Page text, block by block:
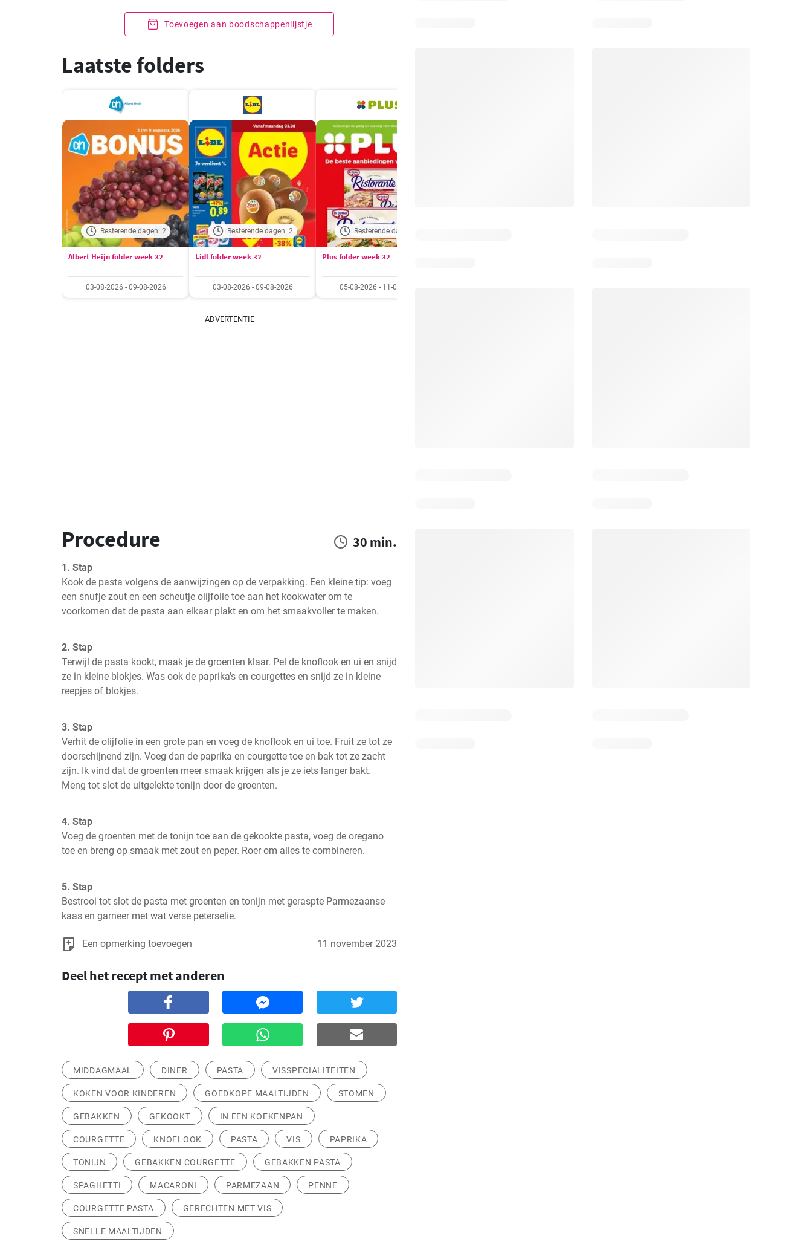
Toevoegen aan boodschappenlijstje
Laatste folders
Resterende dagen: 2
Albert Heijn folder week 32
03-08-2026 - 09-08-2026
Resterende dagen: 2
Lidl folder week 32
03-08-2026 - 09-08-2026
Resterende dagen: 4
Plus folder week 32
05-08-2026 - 11-08-2026
ADVERTENTIE
Procedure 30 min.
1. Stap
Kook de pasta volgens de aanwijzingen op de verpakking. Een kleine tip: voeg
een snufje zout en een scheutje olijfolie toe aan het kookwater om te
voorkomen dat de pasta aan elkaar plakt en om het smaakvoller te maken.
2. Stap
Terwijl de pasta kookt, maak je de groenten klaar. Pel de knoflook en ui en snijd
ze in kleine blokjes. Was ook de paprika's en courgettes en snijd ze in kleine
reepjes of blokjes.
3. Stap
Verhit de olijfolie in een grote pan en voeg de knoflook en ui toe. Fruit ze tot ze
doorschijnend zijn. Voeg dan de paprika en courgette toe en bak tot ze zacht
zijn. Ik vind dat de groenten meer smaak krijgen als je ze iets langer bakt.
Meng tot slot de uitgelekte tonijn door de groenten.
4. Stap
Voeg de groenten met de tonijn toe aan de gekookte pasta, voeg de oregano
toe en breng op smaak met zout en peper. Roer om alles te combineren.
5. Stap
Bestrooi tot slot de pasta met groenten en tonijn met geraspte Parmezaanse
kaas en garneer met wat verse peterselie.
Een opmerking toevoegen 11 november 2023
Deel het recept met anderen
MIDDAGMAAL DINER PASTA VISSPECIALITEITEN
KOKEN VOOR KINDEREN GOEDKOPE MAALTIJDEN STOMEN
GEBAKKEN GEKOOKT IN EEN KOEKENPAN
COURGETTE KNOFLOOK PASTA VIS PAPRIKA
TONIJN GEBAKKEN COURGETTE GEBAKKEN PASTA
SPAGHETTI MACARONI PARMEZAAN PENNE
COURGETTE PASTA GERECHTEN MET VIS
SNELLE MAALTIJDEN